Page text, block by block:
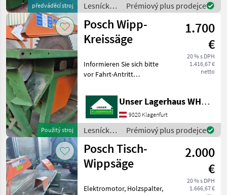
předváděcí stroj
Lesnícke a
drevárske
stroje /
Posch
Prémiový plus prodejce
Použitý stroj
Posch Wipp-
Kreissäge
1.700
€
20 % s DPH
1.416,67 €
netto
Informieren Sie sich bitte
vor Fahrt-Antritt
von Ihnen angefragte
Maschine aktuell bei uns
am Lager steht. Wir
inserieren auch Maschinen,
die sic
Unser Lagerhaus WHG, Kärnten, Klagenfurt
9020 Klagenfurt
Lesnícke a
drevárske
stroje /
Posch
Prémiový plus prodejce
Posch Tisch-
Wippsäge
2.000
€
20 % s DPH
1.666,67 €
Elektromotor, Holzspalter,